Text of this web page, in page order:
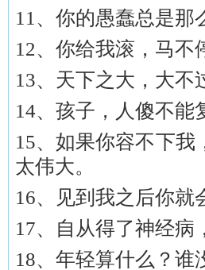
11、你的愚蠢总是那
12、你给我滚，马不
13、天下之大，大不
14、孩子，人傻不能
15、如果你容不下
太伟大。
16、见到我之后你就
17、自从得了神经病
18、年轻算什么？谁